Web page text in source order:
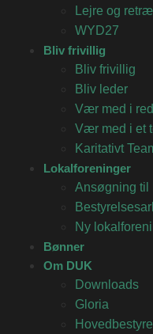
Lejre og
WYD27
Bliv frivillig
Bliv frivillig
Bliv leder
Vær med i
Vær med i et
Karitativt
Lokalforeninger
Ansøgning til
Ny
Bønner
Om DUK
Downloads
Gloria